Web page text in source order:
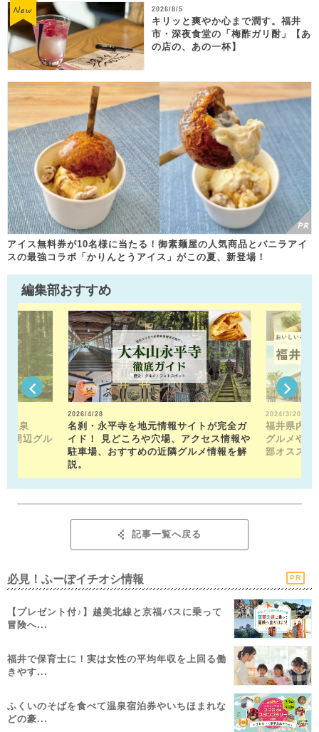
2026/8/5
キリッと爽やか心まで潤す。福井
市・深夜食堂の「梅酢ガリ酎」【あ
の店の、あの一杯】
アイス無料券が10名様に当たる！御素麺屋の人気商品とバニラアイ
スの最強コラボ「かりんとうアイス」がこの夏、新登場！
編集部おすすめ
平泉
周辺グル
2026/4/28
名刹・永平寺を地元情報サイトが完全ガ
イド！ 見どころや穴場、アクセス情報や
駐車場、おすすめの近隣グルメ情報を解
説。
2024/3/20
福井県内の
グルメや近
部オススメ
記事一覧へ戻る
必見！ふーぽイチオシ情報 PR
【プレゼント付♪】越美北線と京福バスに乗って
冒険へ...
福井で保育士に！実は女性の平均年収を上回る働
きやす...
ふくいのそばを食べて温泉宿泊券やいちほまれな
どの豪...